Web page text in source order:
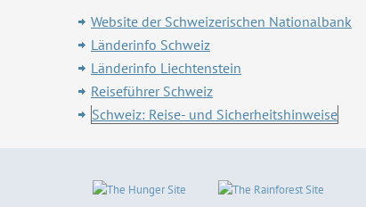
Website der Schweizerischen Nationalbank
Länderinfo Schweiz
Länderinfo Liechtenstein
Reiseführer Schweiz
Schweiz: Reise- und Sicherheitshinweise